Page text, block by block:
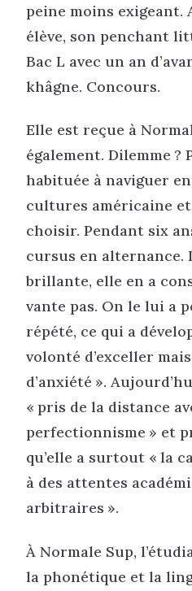
peine moins exigeant.
élève, son penchant
Bac L avec un an
khâgne. Concours.
Elle est reçue à
également. Dilemme ?
habituée à naviguer
cultures américaine
choisir. Pendant six
cursus en alternance.
brillante, elle en a
vante pas. On le lui a
répété, ce qui a
volonté d’exceller
d’anxiété ».
« pris de la distance
perfectionnisme » et
qu’elle a surtout « la
à des attentes
arbitraires ».
À Normale Sup,
la phonétique et la